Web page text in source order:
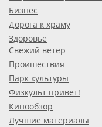
Бизнес
Дорога к храму
Здоровье
Свежий ветер
Проишествия
Парк культуры
Физкульт привет!
Кинообзор
Лучшие материалы